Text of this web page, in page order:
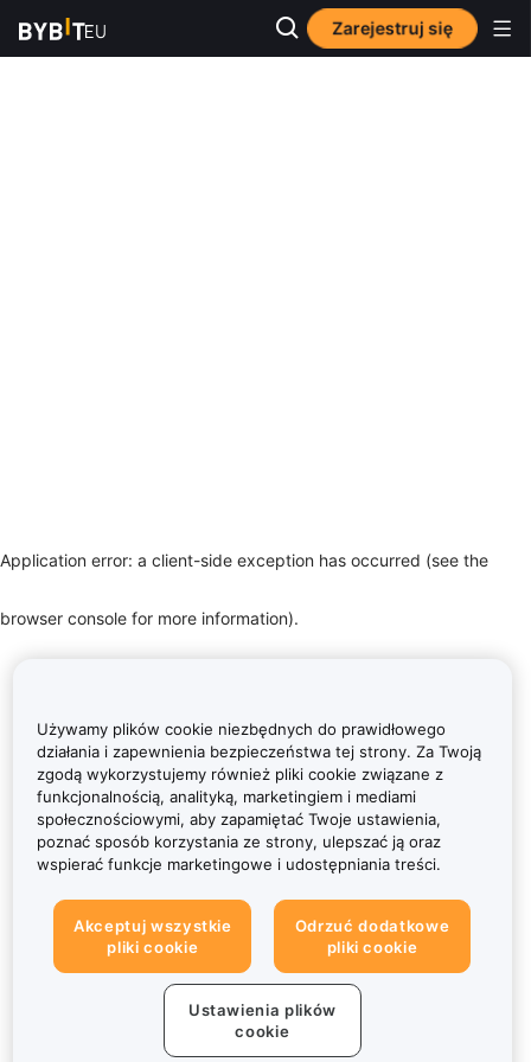
Zarejestruj się
Application error: a client-side exception has occurred (see the
browser console for more information).
Używamy plików cookie niezbędnych do prawidłowego
działania i zapewnienia bezpieczeństwa tej strony. Za Twoją
zgodą wykorzystujemy również pliki cookie związane z
funkcjonalnością, analityką, marketingiem i mediami
społecznościowymi, aby zapamiętać Twoje ustawienia,
poznać sposób korzystania ze strony, ulepszać ją oraz
wspierać funkcje marketingowe i udostępniania treści.
Akceptuj wszystkie
pliki cookie
Odrzuć dodatkowe
pliki cookie
Ustawienia plików
cookie